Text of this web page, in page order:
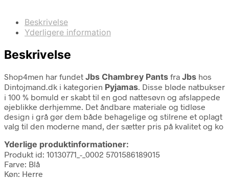
Beskrivelse
Yderligere information
Beskrivelse
Shop4men har fundet Jbs Chambrey Pants fra Jbs hos
Dintojmand.dk i kategorien Pyjamas. Disse bløde natbukser
i 100 % bomuld er skabt til en god nattesøvn og afslappede
øjeblikke derhjemme. Det åndbare materiale og tidløse
design i grå gør dem både behagelige og stilrene et oplagt
valg til den moderne mand, der sætter pris på kvalitet og ko
Yderlige produktinformationer:
Produkt id: 10130771_-_0002 5701586189015
Farve: Blå
Køn: Herre